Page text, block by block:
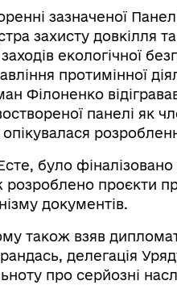
зазначеної
захисту довкілля
екологічної
протимінної
Філоненко
панелі як
було
розроблено проєкти
документів.
також взяв
делегація
про серйозні